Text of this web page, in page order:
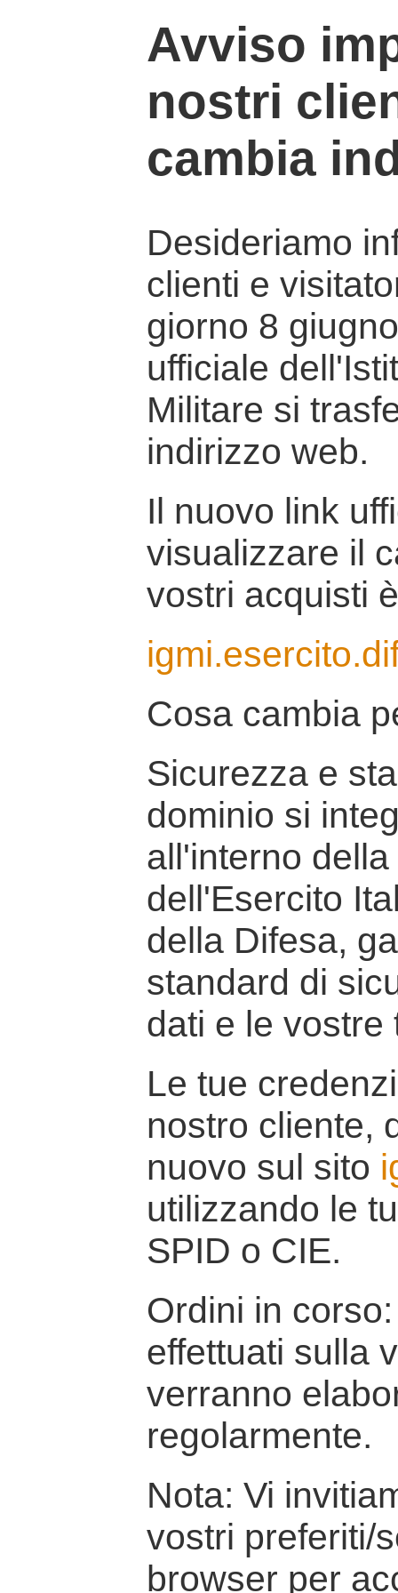
Avviso
nostri
cambia
Desideriamo
clienti e
giorno 8
ufficiale
Militare si
indirizzo web.
Il nuovo link
visualizzare il
vostri acquisti
Cosa cambia
Sicurezza e
dominio si
all'interno
dell'Esercito
della Difesa,
standard di
dati e le vostre
Le tue
nostro cliente,
nuovo sul sito
utilizzando le
SPID o CIE.
Ordini in
effettuati sulla
verranno
regolarmente.
Nota: Vi
vostri preferiti/
browser per